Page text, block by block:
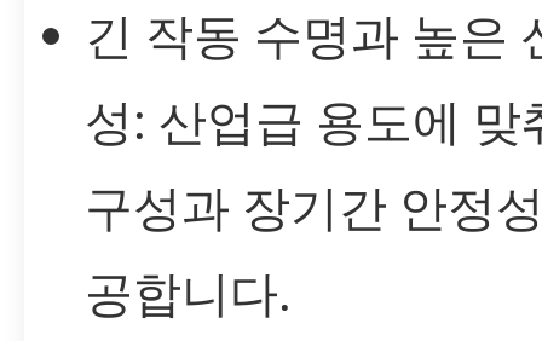
긴 작동 수명과 높은
성: 산업급 용도에 맞
구성과 장기간 안정
공합니다.